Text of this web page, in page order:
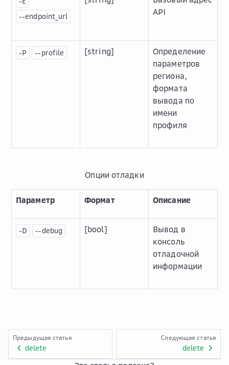
--endpoint_url
API
-P --profile [string]
Определение
параметров
региона,
формата
вывода по
имени
профиля
Опции отладки
Параметр Формат Описание
-D --debug [bool]
Вывод в
консоль
отладочной
информации
Предыдущая статья
delete
Следующая статья
delete